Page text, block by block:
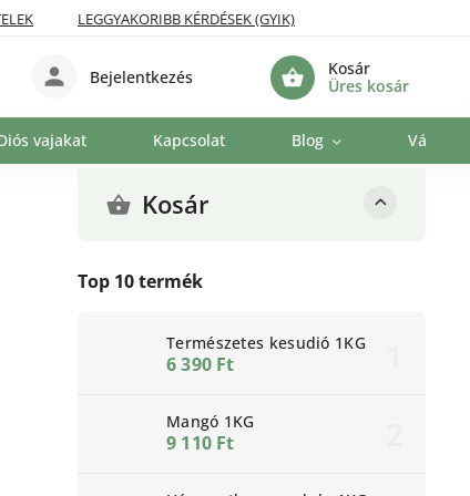
LEGGYAKORIBB KÉRDÉSEK (GYIK)
Kosár
Üres kosár
Bejelentkezés
vajakat Kapcsolat Blog
Kosár
Top 10 termék
Természetes kesudió 1KG
6 390 Ft
Mangó 1KG
9 110 Ft